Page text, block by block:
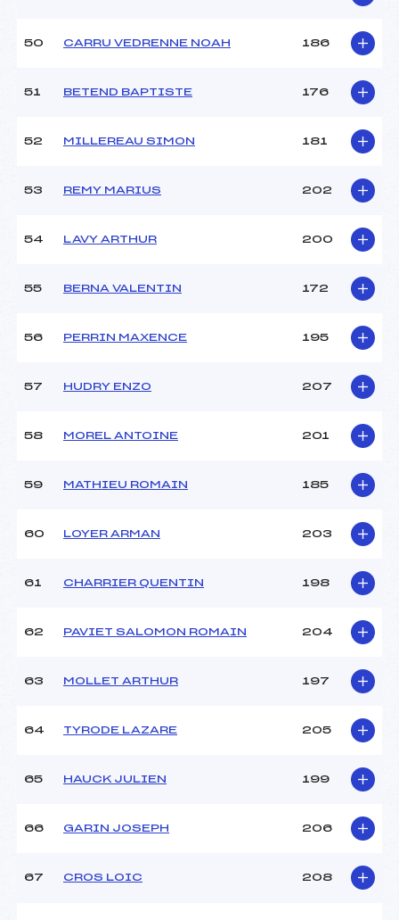
50 CARRU VEDRENNE NOAH 186
51 BETEND BAPTISTE 176
52 MILLEREAU SIMON 181
53 REMY MARIUS 202
54 LAVY ARTHUR 200
55 BERNA VALENTIN 172
56 PERRIN MAXENCE 195
57 HUDRY ENZO 207
58 MOREL ANTOINE 201
59 MATHIEU ROMAIN 185
60 LOYER ARMAN 203
61 CHARRIER QUENTIN 198
62 PAVIET SALOMON ROMAIN 204
63 MOLLET ARTHUR 197
64 TYRODE LAZARE 205
65 HAUCK JULIEN 199
66 GARIN JOSEPH 206
67 CROS LOIC 208